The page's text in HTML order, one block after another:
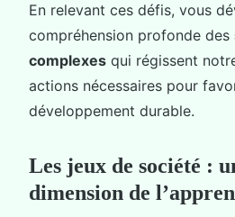
En relevant ces défis, vous
compréhension profonde des
complexes qui régissent
actions nécessaires pour
développement durable.
Les jeux de société :
dimension de